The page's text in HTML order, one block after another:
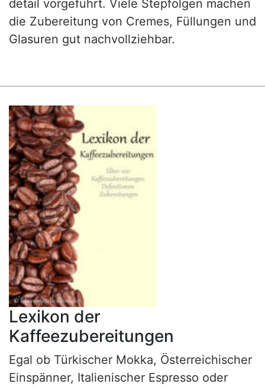
detail vorgeführt. Viele Stepfolgen machen
die Zubereitung von Cremes, Füllungen und
Glasuren gut nachvollziehbar.
Lexikon der
Kaffeezubereitungen
Egal ob Türkischer Mokka, Österreichischer
Einspänner, Italienischer Espresso oder